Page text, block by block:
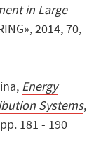
in Large
2014, 70,
Energy
Systems,
181 - 190